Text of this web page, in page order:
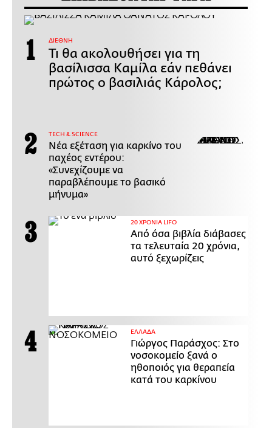
ΔΙΕΘΝΗ
Τι θα ακολουθήσει για τη
βασίλισσα Καμίλα εάν πεθάνει
πρώτος ο βασιλιάς Κάρολος;
ΤECH & SCIENCE
Νέα εξέταση για καρκίνο του
παχέος εντέρου:
«Συνεχίζουμε να
παραβλέπουμε το βασικό
μήνυμα»
20 ΧΡΟΝΙΑ LIFO
Από όσα βιβλία διάβασες
τα τελευταία 20 χρόνια,
αυτό ξεχωρίζεις
ΕΛΛΑΔΑ
Γιώργος Παράσχος: Στο
νοσοκομείο ξανά ο
ηθοποιός για θεραπεία
κατά του καρκίνου